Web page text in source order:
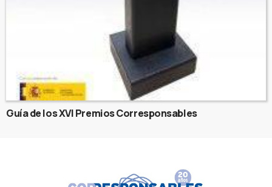
Guía de los XVI Premios Corresponsables